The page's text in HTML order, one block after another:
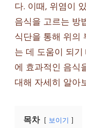
다. 이때, 위염이
음식을 고르는 방
식단을 통해 위의
는 데 도움이 되
에 효과적인 음식
대해 자세히 알아
목차 보이기